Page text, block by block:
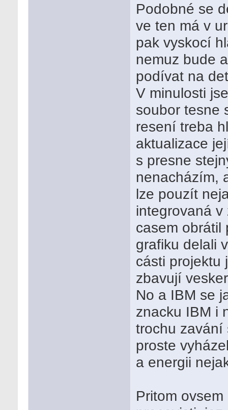
Podobné se
ve ten má v
pak vyskocí
nemuz bude
podívat na
V minulosti
soubor tesne
resení treba
aktualizace
s presne
nenacházím,
lze pouzít
integrovaná v
casem obrátil
grafiku delali
cásti projektu
zbavují
No a IBM se
znacku IBM i
trochu zavání
proste
a energii
Pritom